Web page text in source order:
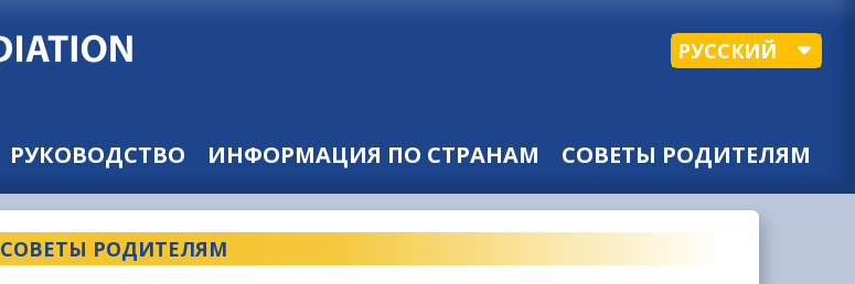
РУССКИЙ
РУКОВОДСТВО ИНФОРМАЦИЯ ПО СТРАНАМ СОВЕТЫ РОДИТЕЛЯМ
СОВЕТЫ РОДИТЕЛЯМ